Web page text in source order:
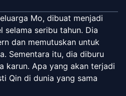
Mo, dibuat menjadi
selama seribu tahun. Dia
dan memutuskan untuk
Sementara itu, dia diburu
karun. Apa yang akan terjadi
Qin di dunia yang sama
Anime